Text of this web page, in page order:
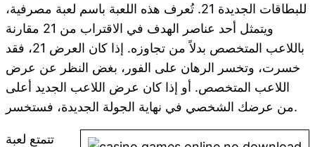
للبطاقات الجديدة 21. تُعرف هذه اللعبة باسم لعبة مصرفية،
ويتمثل أحد عناصر الهدف في الاقتراب من 21 مقارنة
باللاعب المتخصص بدلاً من تجاوزه. إذا كان العرض 21، فقد
خسرت، وتخسر ​​الرهان على الفور، بغض النظر عن عرض
اللاعب المتخصص. أو إذا كان عرض اللاعب الجديد أعلى
من عرضك الشخصي في نهاية الجولة الجديدة، فستخسر.
تتمتع لعبة